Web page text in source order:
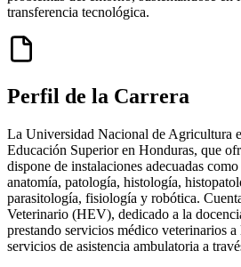
transferencia tecnológica.
Perfil de la Carrera
La Universidad Nacional de Agricultura
Educación Superior en Honduras, que
dispone de instalaciones adecuadas
anatomía, patología, histología,
parasitología, fisiología y robótica.
Veterinario (HEV), dedicado a la
prestando servicios médico veterinarios
servicios de asistencia ambulatoria a